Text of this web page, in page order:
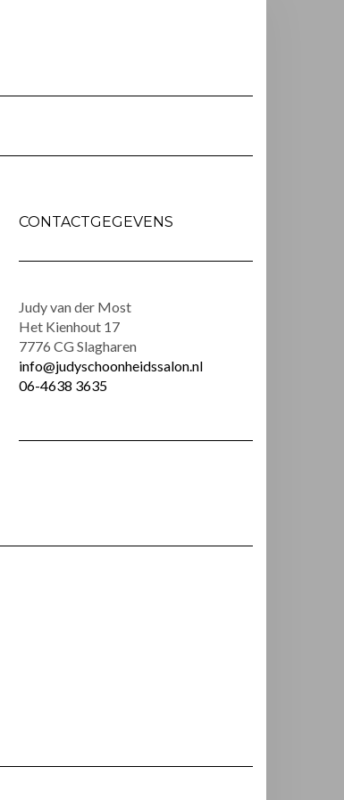
CONTACTGEGEVENS
Judy van der Most
Het Kienhout 17
7776 CG Slagharen
info@judyschoonheidssalon.nl
06-4638 3635